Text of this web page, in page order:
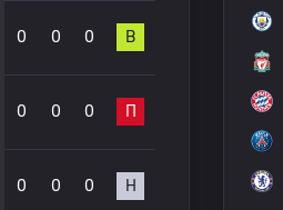
0 0 0 В
0 0 0 П
0 0 0 Н